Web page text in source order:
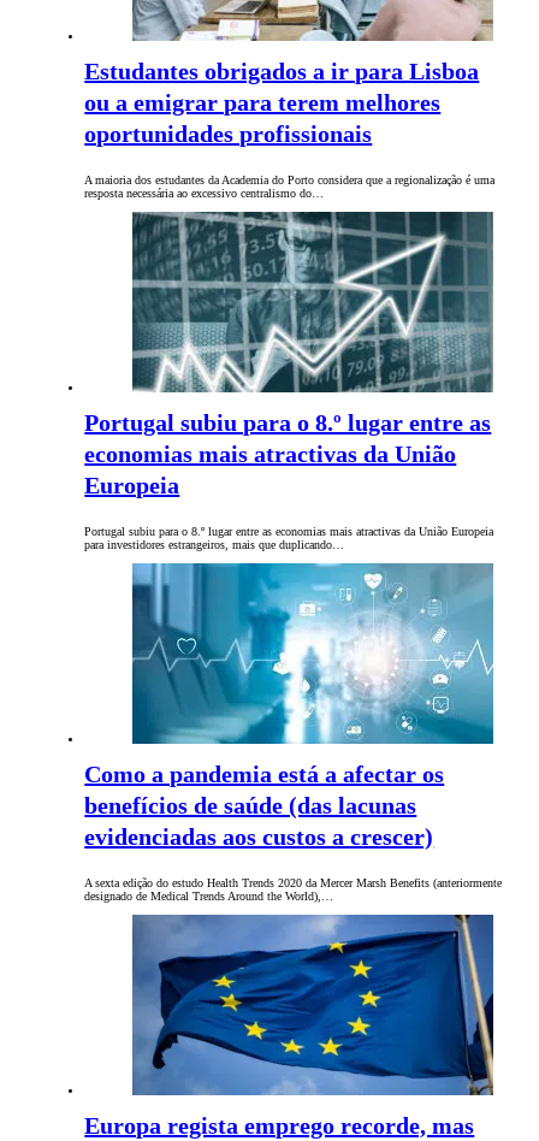
Estudantes obrigados a ir para Lisboa
ou a emigrar para terem melhores
oportunidades profissionais
A maioria dos estudantes da Academia do Porto considera que a regionalização é uma
resposta necessária ao excessivo centralismo do…
Portugal subiu para o 8.º lugar entre as
economias mais atractivas da União
Europeia
Portugal subiu para o 8.º lugar entre as economias mais atractivas da União Europeia
para investidores estrangeiros, mais que duplicando…
Como a pandemia está a afectar os
benefícios de saúde (das lacunas
evidenciadas aos custos a crescer)
A sexta edição do estudo Health Trends 2020 da Mercer Marsh Benefits (anteriormente
designado de Medical Trends Around the World),…
Europa regista emprego recorde, mas